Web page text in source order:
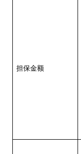
担保金额